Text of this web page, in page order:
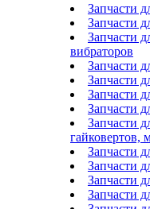
Запчасти
Запчасти
Запчасти
вибраторов
Запчасти
Запчасти
Запчасти
Запчасти
Запчасти
гайковертов,
Запчасти
Запчасти
Запчасти
Запчасти